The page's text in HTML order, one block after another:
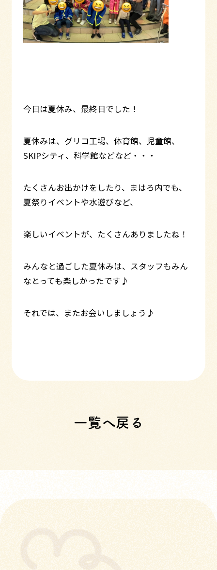
今日は夏休み、最終日でした！
夏休みは、グリコ工場、体育館、児童館、
SKIPシティ、科学館などなど・・・
たくさんお出かけをしたり、まはろ内でも、
夏祭りイベントや水遊びなど、
楽しいイベントが、たくさんありましたね！
みんなと過ごした夏休みは、スタッフもみん
なとっても楽しかったです♪
それでは、またお会いしましょう♪
一覧へ戻る